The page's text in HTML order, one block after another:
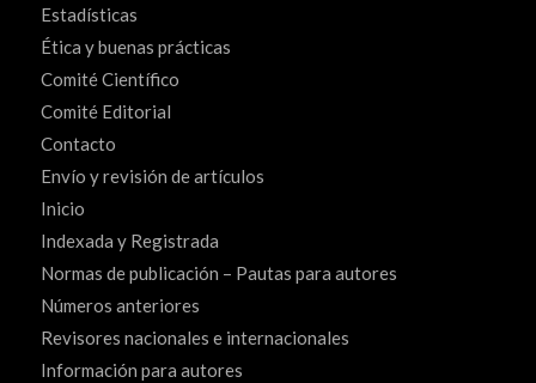
Estadísticas
Ética y buenas prácticas
Comité Científico
Comité Editorial
Contacto
Envío y revisión de artículos
Inicio
Indexada y Registrada
Normas de publicación – Pautas para autores
Números anteriores
Revisores nacionales e internacionales
Información para autores